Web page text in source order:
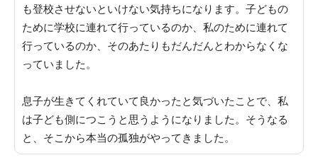
も登校させないといけない気持ちになります。 子どもの
ために学校に連れて行っているのか、私のために連れて
行っているのか、そのあたりもだんだんとわからなくな
っていました。
息子が生きてくれていて良かったと気づいたことで、私
は子ども側につこうと思うようになりました。そうなる
と、そこから本当の孤独がやってきました。